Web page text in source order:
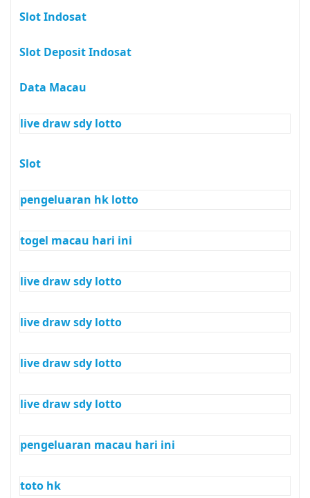
Slot Indosat
Slot Deposit Indosat
Data Macau
live draw sdy lotto
Slot
pengeluaran hk lotto
togel macau hari ini
live draw sdy lotto
live draw sdy lotto
live draw sdy lotto
live draw sdy lotto
pengeluaran macau hari ini
toto hk